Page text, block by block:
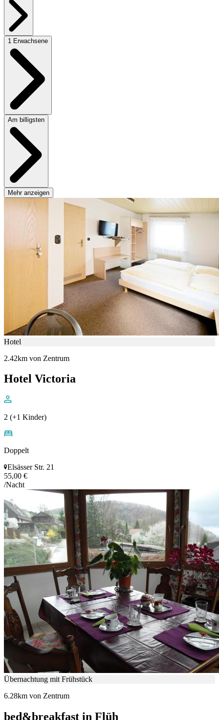
1 Erwachsene
Am billigsten
Mehr anzeigen
Hotel
2.42km von Zentrum
Hotel Victoria
2 (+1 Kinder)
Doppelt
Elsässer Str. 21
55,00 €
/Nacht
Übernachtung mit Frühstück
6.28km von Zentrum
bed&breakfast in Flüh